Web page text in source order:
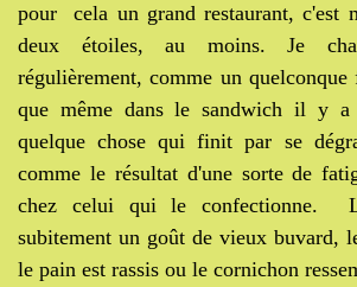
pour cela un grand restaurant, c'est
deux étoiles, au moins. Je
régulièrement, comme un
que même dans le sandwich il y
quelque chose qui finit par se
comme le résultat d'une sorte de
chez celui qui le confectionne.
subitement un goût de vieux buvard,
le pain est rassis ou le cornichon